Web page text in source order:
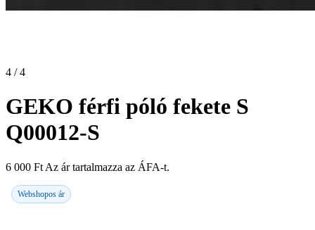
4 / 4
GEKO férfi póló fekete S
Q00012-S
6 000 Ft Az ár tartalmazza az ÁFA-t.
Webshopos ár